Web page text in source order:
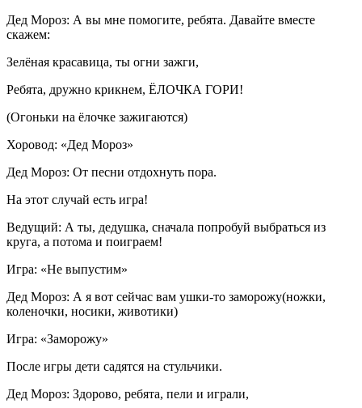
Дед Мороз: А вы мне помогите, ребята. Давайте вместе
скажем:
Зелёная красавица, ты огни зажги,
Ребята, дружно крикнем, ЁЛОЧКА ГОРИ!
(Огоньки на ёлочке зажигаются)
Хоровод: «Дед Мороз»
Дед Мороз: От песни отдохнуть пора.
На этот случай есть игра!
Ведущий: А ты, дедушка, сначала попробуй выбраться из
круга, а потома и поиграем!
Игра: «Не выпустим»
Дед Мороз: А я вот сейчас вам ушки-то заморожу(ножки,
коленочки, носики, животики)
Игра: «Заморожу»
После игры дети садятся на стульчики.
Дед Мороз: Здорово, ребята, пели и играли,